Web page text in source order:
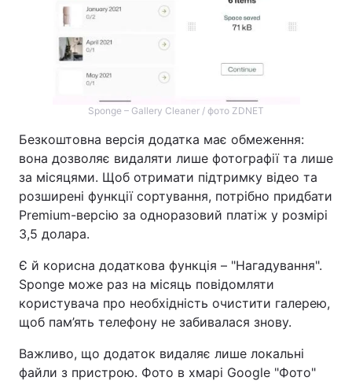
Sponge – Gallery Cleaner / фото ZDNET
Безкоштовна версія додатка має обмеження:
вона дозволяє видаляти лише фотографії та лише
за місяцями. Щоб отримати підтримку відео та
розширені функції сортування, потрібно придбати
Premium-версію за одноразовий платіж у розмірі
3,5 долара.
Є й корисна додаткова функція – "Нагадування".
Sponge може раз на місяць повідомляти
користувача про необхідність очистити галерею,
щоб пам’ять телефону не забивалася знову.
Важливо, що додаток видаляє лише локальні
файли з пристрою. Фото в хмарі Google "Фото"